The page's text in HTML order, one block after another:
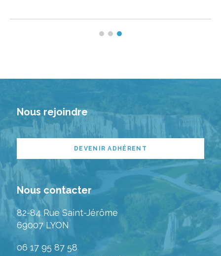
Nous rejoindre
DEVENIR ADHÉRENT
Nous contacter
82-84 Rue Saint-Jérôme
69007 LYON
06 17 95 87 58